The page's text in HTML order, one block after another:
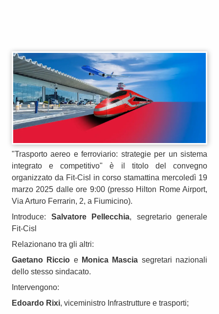
"Trasporto aereo e ferroviario: strategie per un sistema
integrato e competitivo" è il titolo del convegno
organizzato da Fit-Cisl in corso stamattina mercoledì 19
marzo 2025 dalle ore 9:00 (presso Hilton Rome Airport,
Via Arturo Ferrarin, 2, a Fiumicino).
Introduce: Salvatore Pellecchia, segretario generale
Fit-Cisl
Relazionano tra gli altri:
Gaetano Riccio e Monica Mascia segretari nazionali
dello stesso sindacato.
Intervengono:
Edoardo Rixi, viceministro Infrastrutture e trasporti;